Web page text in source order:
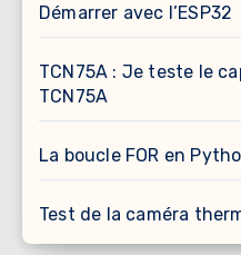
Démarrer avec l’ESP32
TCN75A : Je teste le
TCN75A
La boucle FOR en
Test de la caméra